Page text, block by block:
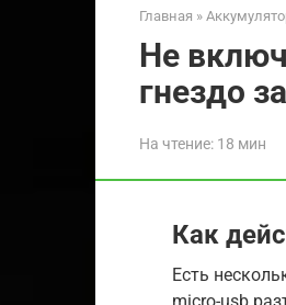
Главная »
Не
гнездо
На чтение: 18 мин
Как
Есть